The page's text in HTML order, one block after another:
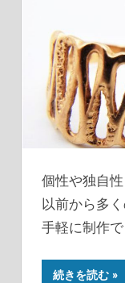
個性や独自
以前から多
手軽に制作
続きを読む